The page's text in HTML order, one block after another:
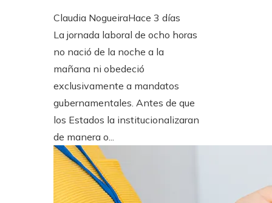
Claudia NogueiraHace 3 días
La jornada laboral de ocho horas
no nació de la noche a la
mañana ni obedeció
exclusivamente a mandatos
gubernamentales. Antes de que
los Estados la institucionalizaran
de manera o...